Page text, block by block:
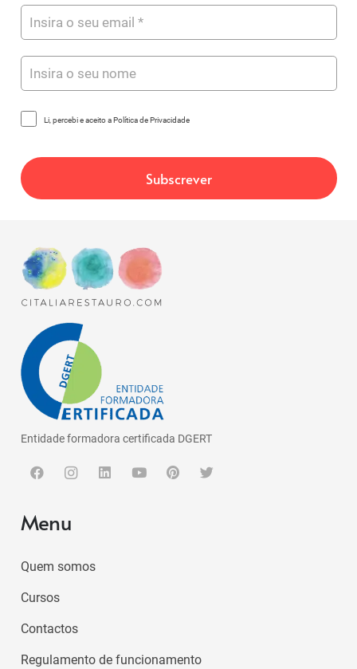
Li, percebi e aceito a Política de Privacidade
Entidade formadora certificada DGERT
Menu
Quem somos
Cursos
Contactos
Regulamento de funcionamento